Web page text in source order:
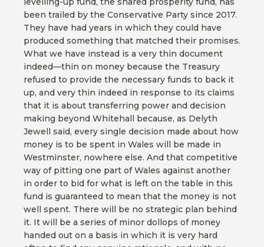
been trailed by the Conservative Party since 2017.
They have had years in which they could have
produced something that matched their promises.
What we have instead is a very thin document
indeed—thin on money because the Treasury
refused to provide the necessary funds to back it
up, and very thin indeed in response to its claims
that it is about transferring power and decision
making beyond Whitehall because, as Delyth
Jewell said, every single decision made about how
money is to be spent in Wales will be made in
Westminster, nowhere else. And that competitive
way of pitting one part of Wales against another
in order to bid for what is left on the table in this
fund is guaranteed to mean that the money is not
well spent. There will be no strategic plan behind
it. It will be a series of minor dollops of money
handed out on a basis in which it is very hard